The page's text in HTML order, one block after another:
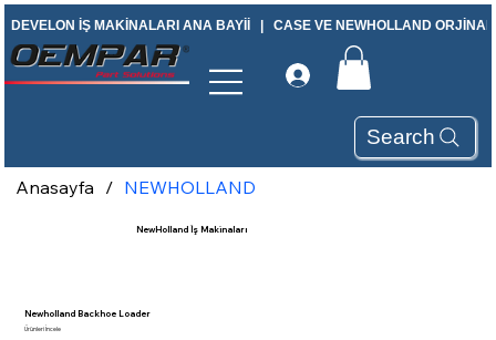
DEVELON İŞ MAKİNALARI ANA BAYİİ   |   CASE VE NEWHOLLAND
Search
Anasayfa / NEWHOLLAND
NewHolland İş Makinaları
Newholland Backhoe Loader
Ürünleri İncele